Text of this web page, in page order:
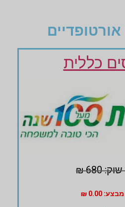
כללית
680 ₪
0.00 ₪